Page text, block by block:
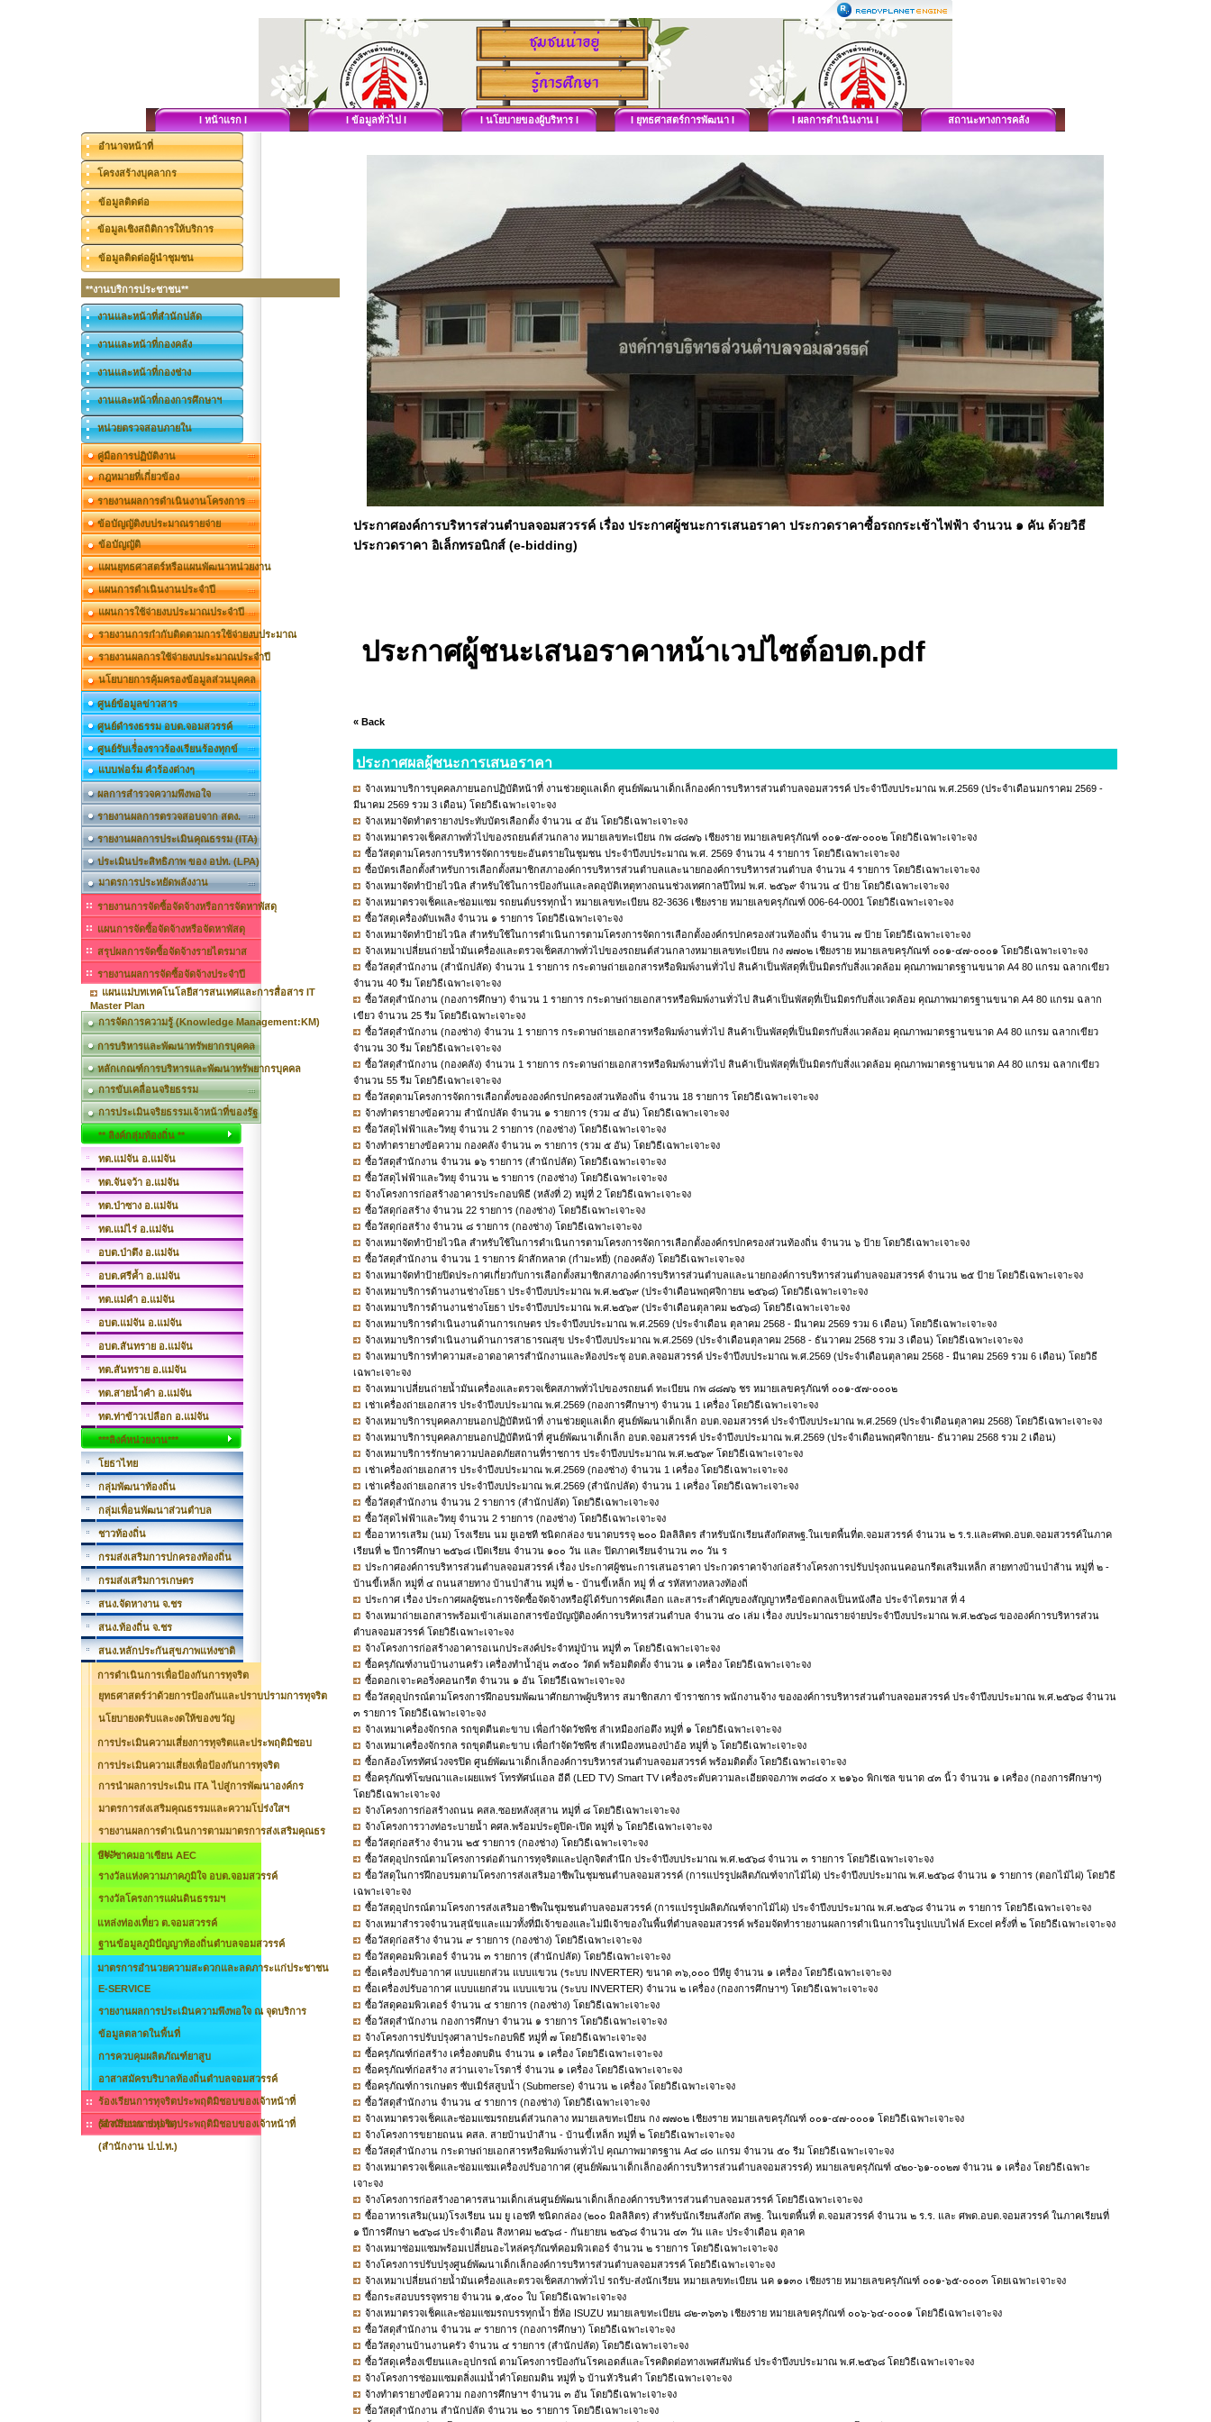
I หน้าแรก I I ข้อมูลทั่วไป I I นโยบายของผู้บริหาร I I ยุทธศาสตร์การพัฒนา I I ผลการดำเนินงาน I สถานะทางการคลัง
อำนาจหน้าที่
โครงสร้างบุคลากร
ข้อมูลติดต่อ
ข้อมูลเชิงสถิติการให้บริการ
ข้อมูลติดต่อผู้นำชุมชน
**งานบริการประชาชน**
งานและหน้าที่สำนักปลัด
งานและหน้าที่กองคลัง
งานและหน้าที่กองช่าง
งานและหน้าที่กองการศึกษาฯ
หน่วยตรวจสอบภายใน
คู่มือการปฏิบัติงาน
กฎหมายที่เกี่ยวข้อง
รายงานผลการดำเนินงานโครงการ
ข้อบัญญัติงบประมาณรายจ่าย
ข้อบัญญัติ
แผนยุทธศาสตร์หรือแผนพัฒนาหน่วยงาน
แผนการดำเนินงานประจำปี
แผนการใช้จ่ายงบประมาณประจำปี
รายงานการกำกับติดตามการใช้จ่ายงบประมาณ
รายงานผลการใช้จ่ายงบประมาณประจำปี
นโยบายการคุ้มครองข้อมูลส่วนบุคคล
ศูนย์ข้อมูลข่าวสาร
ศูนย์ดำรงธรรม อบต.จอมสวรรค์
ศูนย์รับเรื่่องราวร้องเรียนร้องทุกข์
แบบฟอร์ม คำร้องต่างๆ
ผลการสำรวจความพึงพอใจ
รายงานผลการตรวจสอบจาก สตง.
รายงานผลการประเมินคุณธรรม (ITA)
ประเมินประสิทธิภาพ ของ อปท. (LPA)
มาตรการประหยัดพลังงาน
รายงานการจัดซื้อจัดจ้างหรือการจัดหาพัสดุ
แผนการจัดซื้อจัดจ้างหรือจัดหาพัสดุ
สรุปผลการจัดซื้อจัดจ้างรายไตรมาส
รายงานผลการจัดซื้อจัดจ้างประจำปี
แผนแม่บทเทคโนโลยีสารสนเทศและการสื่อสาร IT
Master Plan
การจัดการความรู้ (Knowledge Management:KM)
การบริหารและพัฒนาทรัพยากรบุคคล
หลักเกณฑ์การบริหารและพัฒนาทรัพยากรบุคคล
การขับเคลื่อนจริยธรรม
การประเมินจริยธรรมเจ้าหน้าที่ของรัฐ
** ลิงค์กลุ่มท้องถิ่น **
ทต.แม่จัน อ.แม่จัน
ทต.จันจว้า อ.แม่จัน
ทต.ป่าซาง อ.แม่จัน
ทต.แม่ไร่ อ.แม่จัน
อบต.ป่าตึง อ.แม่จัน
อบต.ศรีค้ำ อ.แม่จัน
ทต.แม่คำ อ.แม่จัน
อบต.แม่จัน อ.แม่จัน
อบต.สันทราย อ.แม่จัน
ทต.สันทราย อ.แม่จัน
ทต.สายน้ำคำ อ.แม่จัน
ทต.ท่าข้าวเปลือก อ.แม่จัน
***ลิงค์หน่วยงาน***
โยธาไทย
กลุ่มพัฒนาท้องถิ่น
กลุ่มเพื่อนพัฒนาส่วนตำบล
ชาวท้องถิ่น
กรมส่งเสริมการปกครองท้องถิ่น
กรมส่งเสริมการเกษตร
สนง.จัดหางาน จ.ชร
สนง.ท้องถิ่น จ.ชร
สนง.หลักประกันสุขภาพแห่งชาติ
การดำเนินการเพื่อป้องกันการทุจริต
ยุทธศาสตร์ว่าด้วยการป้องกันและปราบปรามการทุจริต
นโยบายงดรับและงดให้ของขวัญ
การประเมินความเสี่ยงการทุจริตและประพฤติมิชอบ
การประเมินความเสี่ยงเพื่อป้องกันการทุจริต
การนำผลการประเมิน ITA ไปสู่การพัฒนาองค์กร
มาตรการส่งเสริมคุณธรรมและความโปร่งใสฯ
รายงานผลการดำเนินการตามมาตรการส่งเสริมคุณธร
รมฯ
ประชาคมอาเซียน AEC
รางวัลแห่งความภาคภูมิใจ อบต.จอมสวรรค์
รางวัลโครงการแผ่นดินธรรมฯ
แหล่งท่องเที่ยว ต.จอมสวรรค์
ฐานข้อมูลภูมิปัญญาท้องถิ่นตำบลจอมสวรรค์
มาตรการอำนวยความสะดวกและลดภาระแก่ประชาชน
E-SERVICE
รายงานผลการประเมินความพึงพอใจ ณ จุดบริการ
ข้อมูลตลาดในพื้นที่
การควบคุมผลิตภัณฑ์ยาสูบ
อาสาสมัครบริบาลท้องถิ่นตำบลจอมสวรรค์
ร้องเรียนการทุจริตประพฤติมิชอบของเจ้าหน้าที่
(สำนักงาน ป.ป.ช.)
ร้องเรียนการทุจริตประพฤติมิชอบของเจ้าหน้าที่
(สำนักงาน ป.ป.ท.)
ประกาศองค์การบริหารส่วนตำบลจอมสวรรค์ เรื่อง ประกาศผู้ชนะการเสนอราคา ประกวดราคาซื้อรถกระเช้าไฟฟ้า จำนวน ๑ คัน ด้วยวิธี
ประกวดราคา อิเล็กทรอนิกส์ (e-bidding)
ประกาศผู้ชนะเสนอราคาหน้าเวปไซต์อบต.pdf
« Back
ประกาศผลผู้ชนะการเสนอราคา
จ้างเหมาบริการบุคคลภายนอกปฏิบัติหน้าที่ งานช่วยดูแลเด็ก ศูนย์พัฒนาเด็กเล็กองค์การบริหารส่วนตำบลจอมสวรรค์ ประจำปีงบประมาณ พ.ศ.2569 (ประจำเดือนมกราคม 2569 -
มีนาคม 2569 รวม 3 เดือน) โดยวิธีเฉพาะเจาะจง
จ้างเหมาจัดทำตรายางประทับบัตรเลือกตั้ง จำนวน ๔ อัน โดยวิธีเฉพาะเจาะจง
จ้างเหมาตรวจเช็คสภาพทั่วไปของรถยนต์ส่วนกลาง หมายเลขทะเบียน กพ ๘๘๗๖ เชียงราย หมายเลขครุภัณฑ์ ๐๐๑-๕๗-๐๐๐๒ โดยวิธีเฉพาะเจาะจง
ซื้อวัสดุตามโครงการบริหารจัดการขยะอันตรายในชุมชน ประจำปีงบประมาณ พ.ศ. 2569 จำนวน 4 รายการ โดยวิธีเฉพาะเจาะจง
ซื้อบัตรเลือกตั้งสำหรับการเลือกตั้งสมาชิกสภาองค์การบริหารส่วนตำบลและนายกองค์การบริหารส่วนตำบล จำนวน 4 รายการ โดยวิธีเฉพาะเจาะจง
จ้างเหมาจัดทำป้ายไวนิล สำหรับใช้ในการป้องกันและลดอุบัติเหตุทางถนนช่วงเทศกาลปีใหม่ พ.ศ. ๒๕๖๙ จำนวน ๔ ป้าย โดยวิธีเฉพาะเจาะจง
จ้างเหมาตรวจเช็คและซ่อมแซม รถยนต์บรรทุกน้ำ หมายเลขทะเบียน 82-3636 เชียงราย หมายเลขครุภัณฑ์ 006-64-0001 โดยวิธีเฉพาะเจาะจง
ซื้อวัสดุเครื่องดับเพลิง จำนวน ๑ รายการ โดยวิธีเฉพาะเจาะจง
จ้างเหมาจัดทำป้ายไวนิล สำหรับใช้ในการดำเนินการตามโครงการจัดการเลือกตั้งองค์กรปกครองส่วนท้องถิ่น จำนวน ๗ ป้าย โดยวิธีเฉพาะเจาะจง
จ้างเหมาเปลี่ยนถ่ายน้ำมันเครื่องและตรวจเช็คสภาพทั่วไปของรถยนต์ส่วนกลางหมายเลขทะเบียน กง ๗๗๐๒ เชียงราย หมายเลขครุภัณฑ์ ๐๐๑-๔๗-๐๐๐๑ โดยวิธีเฉพาะเจาะจง
ซื้อวัสดุสำนักงาน (สำนักปลัด) จำนวน 1 รายการ กระดาษถ่ายเอกสารหรือพิมพ์งานทั่วไป สินค้าเป็นพัสดุที่เป็นมิตรกับสิ่งแวดล้อม คุณภาพมาตรฐานขนาด A4 80 แกรม ฉลากเขียว
จำนวน 40 รีม โดยวิธีเฉพาะเจาะจง
ซื้อวัสดุสำนักงาน (กองการศึกษา) จำนวน 1 รายการ กระดาษถ่ายเอกสารหรือพิมพ์งานทั่วไป สินค้าเป็นพัสดุที่เป็นมิตรกับสิ่งแวดล้อม คุณภาพมาตรฐานขนาด A4 80 แกรม ฉลาก
เขียว จำนวน 25 รีม โดยวิธีเฉพาะเจาะจง
ซื้อวัสดุสำนักงาน (กองช่าง) จำนวน 1 รายการ กระดาษถ่ายเอกสารหรือพิมพ์งานทั่วไป สินค้าเป็นพัสดุที่เป็นมิตรกับสิ่งแวดล้อม คุณภาพมาตรฐานขนาด A4 80 แกรม ฉลากเขียว
จำนวน 30 รีม โดยวิธีเฉพาะเจาะจง
ซื้อวัสดุสำนักงาน (กองคลัง) จำนวน 1 รายการ กระดาษถ่ายเอกสารหรือพิมพ์งานทั่วไป สินค้าเป็นพัสดุที่เป็นมิตรกับสิ่งแวดล้อม คุณภาพมาตรฐานขนาด A4 80 แกรม ฉลากเขียว
จำนวน 55 รีม โดยวิธีเฉพาะเจาะจง
ซื้อวัสดุตามโครงการจัดการเลือกตั้งขององค์กรปกครองส่วนท้องถิ่น จำนวน 18 รายการ โดยวิธีเฉพาะเจาะจง
จ้างทำตรายางข้อความ สำนักปลัด จำนวน ๑ รายการ (รวม ๔ อัน) โดยวิธีเฉพาะเจาะจง
ซื้อวัสดุไฟฟ้าและวิทยุ จำนวน 2 รายการ (กองช่าง) โดยวิธีเฉพาะเจาะจง
จ้างทำตรายางข้อความ กองคลัง จำนวน ๓ รายการ (รวม ๕ อัน) โดยวิธีเฉพาะเจาะจง
ซื้อวัสดุสำนักงาน จำนวน ๑๖ รายการ (สำนักปลัด) โดยวิธีเฉพาะเจาะจง
ซื้อวัสดุไฟฟ้าและวิทยุ จำนวน ๒ รายการ (กองช่าง) โดยวิธีเฉพาะเจาะจง
จ้างโครงการก่อสร้างอาคารประกอบพิธี (หลังที่ 2) หมู่ที่ 2 โดยวิธีเฉพาะเจาะจง
ซื้อวัสดุก่อสร้าง จำนวน 22 รายการ (กองช่าง) โดยวิธีเฉพาะเจาะจง
ซื้อวัสดุก่อสร้าง จำนวน ๘ รายการ (กองช่าง) โดยวิธีเฉพาะเจาะจง
จ้างเหมาจัดทำป้ายไวนิล สำหรับใช้ในการดำเนินการตามโครงการจัดการเลือกตั้งองค์กรปกครองส่วนท้องถิ่น จำนวน ๖ ป้าย โดยวิธีเฉพาะเจาะจง
ซื้อวัสดุสำนักงาน จำนวน 1 รายการ ผ้าสักหลาด (กำมะหยี่) (กองคลัง) โดยวิธีเฉพาะเจาะจง
จ้างเหมาจัดทำป้ายปิดประกาศเกี่ยวกับการเลือกตั้งสมาชิกสภาองค์การบริหารส่วนตำบลและนายกองค์การบริหารส่วนตำบลจอมสวรรค์ จำนวน ๒๕ ป้าย โดยวิธีเฉพาะเจาะจง
จ้างเหมาบริการด้านงานช่างโยธา ประจำปีงบประมาณ พ.ศ.๒๕๖๙ (ประจำเดือนพฤศจิกายน ๒๕๖๘) โดยวิธีเฉพาะเจาะจง
จ้างเหมาบริการด้านงานช่างโยธา ประจำปีงบประมาณ พ.ศ.๒๕๖๙ (ประจำเดือนตุลาคม ๒๕๖๘) โดยวิธีเฉพาะเจาะจง
จ้างเหมาบริการดำเนินงานด้านการเกษตร ประจำปีงบประมาณ พ.ศ.2569 (ประจำเดือน ตุลาคม 2568 - มีนาคม 2569 รวม 6 เดือน) โดยวิธีเฉพาะเจาะจง
จ้างเหมาบริการดำเนินงานด้านการสาธารณสุข ประจำปีงบประมาณ พ.ศ.2569 (ประจำเดือนตุลาคม 2568 - ธันวาคม 2568 รวม 3 เดือน) โดยวิธีเฉพาะเจาะจง
จ้างเหมาบริการทำความสะอาดอาคารสำนักงานและห้องประชุ อบต.ลจอมสวรรค์ ประจำปีงบประมาณ พ.ศ.2569 (ประจำเดือนตุลาคม 2568 - มีนาคม 2569 รวม 6 เดือน) โดยวิธี
เฉพาะเจาะจง
จ้างเหมาเปลี่ยนถ่ายน้ำมันเครื่องและตรวจเช็คสภาพทั่วไปของรถยนต์ ทะเบียน กพ ๘๘๗๖ ชร หมายเลขครุภัณฑ์ ๐๐๑-๕๗-๐๐๐๒
เช่าเครื่องถ่ายเอกสาร ประจำปีงบประมาณ พ.ศ.2569 (กองการศึกษาฯ) จำนวน 1 เครื่อง โดยวิธีเฉพาะเจาะจง
จ้างเหมาบริการบุคคลภายนอกปฏิบัติหน้าที่ งานช่วยดูแลเด็ก ศูนย์พัฒนาเด็กเล็ก อบต.จอมสวรรค์ ประจำปีงบประมาณ พ.ศ.2569 (ประจำเดือนตุลาคม 2568) โดยวิธีเฉพาะเจาะจง
จ้างเหมาบริการบุคคลภายนอกปฏิบัติหน้าที่ ศูนย์พัฒนาเด็กเล็ก อบต.จอมสวรรค์ ประจำปีงบประมาณ พ.ศ.2569 (ประจำเดือนพฤศจิกายน- ธันวาคม 2568 รวม 2 เดือน)
จ้างเหมาบริการรักษาความปลอดภัยสถานที่ราชการ ประจำปีงบประมาณ พ.ศ.๒๕๖๙ โดยวิธีเฉพาะเจาะจง
เช่าเครื่องถ่ายเอกสาร ประจำปีงบประมาณ พ.ศ.2569 (กองช่าง) จำนวน 1 เครื่อง โดยวิธีเฉพาะเจาะจง
เช่าเครื่องถ่ายเอกสาร ประจำปีงบประมาณ พ.ศ.2569 (สำนักปลัด) จำนวน 1 เครื่อง โดยวิธีเฉพาะเจาะจง
ซื้อวัสดุสำนักงาน จำนวน 2 รายการ (สำนักปลัด) โดยวิธีเฉพาะเจาะจง
ซื้อวัสุดไฟฟ้าและวิทยุ จำนวน 2 รายการ (กองช่าง) โดยวิธีเฉพาะเจาะจง
ซื้ออาหารเสริม (นม) โรงเรียน นม ยูเอชที ชนิดกล่อง ขนาดบรรจุ ๒๐๐ มิลลิลิตร สำหรับนักเรียนสังกัดสพฐ.ในเขตพื้นที่ต.จอมสวรรค์ จำนวน ๒ ร.ร.และศพด.อบต.จอมสวรรค์ในภาค
เรียนที่ ๒ ปีการศึกษา ๒๕๖๘ เปิดเรียน จำนวน ๑๐๐ วัน และ ปิดภาคเรียนจำนวน ๓๐ วัน ร
ประกาศองค์การบริหารส่วนตำบลจอมสวรรค์ เรื่อง ประกาศผู้ชนะการเสนอราคา ประกวดราคาจ้างก่อสร้างโครงการปรับปรุงถนนคอนกรีตเสริมเหล็ก สายทางบ้านป่าส้าน หมู่ที่ ๒ -
บ้านขี้เหล็ก หมู่ที่ ๔ ถนนสายทาง บ้านป่าส้าน หมู่ที่ ๒ - บ้านขี้เหล็ก หมู่ ที่ ๔ รหัสทางหลวงท้องถิ่
ประกาศ เรื่อง ประกาศผลผู้ชนะการจัดซื้อจัดจ้างหรือผู้ได้รับการคัดเลือก และสาระสำคัญของสัญญาหรือข้อตกลงเป็นหนังสือ ประจำไตรมาส ที่ 4
จ้างเหมาถ่ายเอกสารพร้อมเข้าเล่มเอกสารข้อบัญญัติองค์การบริหารส่วนตำบล จำนวน ๔๐ เล่ม เรื่อง งบประมาณรายจ่ายประจำปีงบประมาณ พ.ศ.๒๕๖๘ ขององค์การบริหารส่วน
ตำบลจอมสวรรค์ โดยวิธีเฉพาะเจาะจง
จ้างโครงการก่อสร้างอาคารอเนกประสงค์ประจำหมู่บ้าน หมู่ที่ ๓ โดยวิธีเฉพาะเจาะจง
ซื้อครุภัณฑ์งานบ้านงานครัว เครื่องทำน้ำอุ่น ๓๕๐๐ วัตต์ พร้อมติดตั้ง จำนวน ๑ เครื่อง โดยวิธีเฉพาะเจาะจง
ซื้อดอกเจาะคอริ่งคอนกรีต จำนวน ๑ อัน โดยวืธีเฉพาะเจาะจง
ซื้อวัสดุอุปกรณ์ตามโครงการฝึกอบรมพัฒนาศักยภาพผู้บริหาร สมาชิกสภา ข้าราชการ พนักงานจ้าง ขององค์การบริหารส่วนตำบลจอมสวรรค์ ประจำปีงบประมาณ พ.ศ.๒๕๖๘ จำนวน
๓ รายการ โดยวิธีเฉพาะเจาะจง
จ้างเหมาเครื่องจักรกล รถขุดตีนตะขาบ เพื่อกำจัดวัชพืช ลำเหมืองก่อตึง หมู่ที่ ๑ โดยวิธีเฉพาะเจาะจง
จ้างเหมาเครื่องจักรกล รถขุดตีนตะขาบ เพื่อกำจัดวัชพืช ลำเหมืองหนองป่าอ้อ หมู่ที่ ๖ โดยวิธีเฉพาะเจาะจง
ซื้อกล้องโทรทัศน์วงจรปิด ศูนย์พัฒนาเด็กเล็กองค์การบริหารส่วนตำบลจอมสวรรค์ พร้อมติดตั้ง โดยวิธีเฉพาะเจาะจง
ซื้อครุภัณฑ์โฆษณาและเผยแพร่ โทรทัศน์แอล อีดี (LED TV) Smart TV เครื่องระดับความละเอียดจอภาพ ๓๘๔๐ x ๒๑๖๐ พิกเซล ขนาด ๔๓ นิ้ว จำนวน ๑ เครื่อง (กองการศึกษาฯ)
โดยวิธีเฉพาะเจาะจง
จ้างโครงการก่อสร้างถนน คสล.ซอยหลังสุสาน หมู่ที่ ๘ โดยวิธีเฉพาะเจาะจง
จ้างโครงการวางท่อระบายน้ำ คศล.พร้อมประตูปิด-เปิด หมู่ที่ ๖ โดยวิธีเฉพาะเจาะจง
ซื้อวัสดุก่อสร้าง จำนวน ๒๕ รายการ (กองช่าง) โดยวิธีเฉพาะเจาะจง
ซื้อวัสดุอุปกรณ์ตามโครงการต่อต้านการทุจริตและปลูกจิตสำนึก ประจำปีงบประมาณ พ.ศ.๒๕๖๘ จำนวน ๓ รายการ โดยวิธีเฉพาะเจาะจง
ซื้อวัสดุในการฝึกอบรมตามโครงการส่งเสริมอาชีพในชุมชนตำบลจอมสวรรค์ (การแปรรูปผลิตภัณฑ์จากไม้ไผ่) ประจำปีงบประมาณ พ.ศ.๒๕๖๘ จำนวน ๑ รายการ (ตอกไม้ไผ่) โดยวิธี
เฉพาะเจาะจง
ซื้อวัสดุอุปกรณ์ตามโครงการส่งเสริมอาชีพในชุมชนตำบลจอมสวรรค์ (การแปรรูปผลิตภัณฑ์จากไม้ไผ่) ประจำปีงบประมาณ พ.ศ.๒๕๖๘ จำนวน ๓ รายการ โดยวิธีเฉพาะเจาะจง
จ้างเหมาสำรวจจำนวนสุนัขและแมวทั้งที่มีเจ้าของและไม่มีเจ้าของในพื้นที่ตำบลจอมสวรรค์ พร้อมจัดทำรายงานผลการดำเนินการในรูปแบบไฟล์ Excel ครั้งที่ ๒ โดยวิธีเฉพาะเจาะจง
ซื้อวัสดุก่อสร้าง จำนวน ๙ รายการ (กองช่าง) โดยวิธีเฉพาะเจาะจง
ซื้อวัสดุคอมพิวเตอร์ จำนวน ๓ รายการ (สำนักปลัด) โดยวิธีเฉพาะเจาะจง
ซื้อเครื่องปรับอากาศ แบบแยกส่วน แบบแขวน (ระบบ INVERTER) ขนาด ๓๖,๐๐๐ บีทียู จำนวน ๑ เครื่อง โดยวิธีเฉพาะเจาะจง
ซื้อเครื่องปรับอากาศ แบบแยกส่วน แบบแขวน (ระบบ INVERTER) จำนวน ๒ เครื่อง (กองการศึกษาฯ) โดยวิธีเฉพาะเจาะจง
ซื้อวัสดุคอมพิวเตอร์ จำนวน ๔ รายการ (กองช่าง) โดยวิธีเฉพาะเจาะจง
ซื้อวัสดุสำนักงาน กองการศึกษา จำนวน ๑ รายการ โดยวิธีเฉพาะเจาะจง
จ้างโครงการปรับปรุงศาลาประกอบพิธี หมู่ที่ ๗ โดยวิธีเฉพาะเจาะจง
ซื้อครุภัณฑ์ก่อสร้าง เครื่องตบดิน จำนวน ๑ เครื่อง โดยวิธีเฉพาะเจาะจง
ซื้อครุภัณฑ์ก่อสร้าง สว่านเจาะโรตารี่ จำนวน ๑ เครื่อง โดยวิธีเฉพาะเจาะจง
ซื้อครุภัณฑ์การเกษตร ซับเมิร์สสูบน้ำ (Submerse) จำนวน ๒ เครื่อง โดยวิธีเฉพาะเจาะจง
ซื้อวัสดุสำนักงาน จำนวน ๔ รายการ (กองช่าง) โดยวิธีเฉพาะเจาะจง
จ้างเหมาตรวจเช็คและซ่อมแซมรถยนต์ส่วนกลาง หมายเลขทะเบียน กง ๗๗๐๒ เชียงราย หมายเลขครุภัณฑ์ ๐๐๑-๔๗-๐๐๐๑ โดยวิธีเฉพาะเจาะจง
จ้างโครงการขยายถนน คสล. สายบ้านป่าส้าน - บ้านขี้เหล็ก หมู่ที่ ๒ โดยวิธีเฉพาะเจาะจง
ซื้อวัสดุสำนักงาน กระดาษถ่ายเอกสารหรือพิมพ์งานทั่วไป คุณภาพมาตรฐาน A๔ ๘๐ แกรม จำนวน ๕๐ รีม โดยวิธีเฉพาะเจาะจง
จ้างเหมาตรวจเช็คและซ่อมแซมเครื่องปรับอากาศ (ศูนย์พัฒนาเด็กเล็กองค์การบริหารส่วนตำบลจอมสวรรค์) หมายเลขครุภัณฑ์ ๔๒๐-๖๑-๐๐๒๗ จำนวน ๑ เครื่อง โดยวิธีเฉพาะ
เจาะจง
จ้างโครงการก่อสร้างอาคารสนามเด็กเล่นศูนย์พัฒนาเด็กเล็กองค์การบริหารส่วนตำบลจอมสวรรค์ โดยวิธีเฉพาะเจาะจง
ซื้ออาหารเสริม(นม)โรงเรียน นม ยู เอชที ชนิดกล่อง (๒๐๐ มิลลิลิตร) สำหรับนักเรียนสังกัด สพฐ. ในเขตพื้นที่ ต.จอมสวรรค์ จำนวน ๒ ร.ร. และ ศพด.อบต.จอมสวรรค์ ในภาคเรียนที่
๑ ปีการศึกษา ๒๕๖๘ ประจำเดือน สิงหาคม ๒๕๖๘ - กันยายน ๒๕๖๘ จำนวน ๔๓ วัน และ ประจำเดือน ตุลาค
จ้างเหมาซ่อมแซมพร้อมเปลี่ยนอะไหล่ครุภัณฑ์คอมพิวเตอร์ จำนวน ๒ รายการ โดยวิธีเฉพาะเจาะจง
จ้างโครงการปรับปรุงศูนย์พัฒนาเด็กเล็กองค์การบริหารส่วนตำบลจอมสวรรค์ โดยวิธีเฉพาะเจาะจง
จ้างเหมาเปลี่ยนถ่ายน้ำมันเครื่องและตรวจเช็คสภาพทั่วไป รถรับ-ส่งนักเรียน หมายเลขทะเบียน นค ๑๑๓๐ เชียงราย หมายเลขครุภัณฑ์ ๐๐๑-๖๕-๐๐๐๓ โดยเฉพาะเจาะจง
ซื้อกระสอบบรรจุทราย จำนวน ๑,๕๐๐ ใบ โดยวิธีเฉพาะเจาะจง
จ้างเหมาตรวจเช็คและซ่อมแซมรถบรรทุกน้ำ ยี่ห้อ ISUZU หมายเลขทะเบียน ๘๒-๓๖๓๖ เชียงราย หมายเลขครุภัณฑ์ ๐๐๖-๖๔-๐๐๐๑ โดยวิธีเฉพาะเจาะจง
ซื้อวัสดุสำนักงาน จำนวน ๙ รายการ (กองการศึกษา) โดยวิธีเฉพาะเจาะจง
ซื้อวัสดุงานบ้านงานครัว จำนวน ๔ รายการ (สำนักปลัด) โดยวิธีเฉพาะเจาะจง
ซื้อวัสดุเครื่องเขียนและอุปกรณ์ ตามโครงการป้องกันโรคเอดส์และโรคติดต่อทางเพศสัมพันธ์ ประจำปีงบประมาณ พ.ศ.๒๕๖๘ โดยวิธีเฉพาะเจาะจง
จ้างโครงการซ่อมแซมตลิ่งแม่น้ำคำโดยถมดิน หมู่ที่ ๖ บ้านหัวรินคำ โดยวิธีเฉพาะเจาะจง
จ้างทำตรายางข้อความ กองการศึกษาฯ จำนวน ๓ อัน โดยวิธีเฉพาะเจาะจง
ซื้อวัสดุสำนักงาน สำนักปลัด จำนวน ๒๐ รายการ โดยวิธีเฉพาะเจาะจง